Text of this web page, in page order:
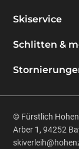
Skiservice
Schlitten &
© Fürstlich
Arber 1, 94252